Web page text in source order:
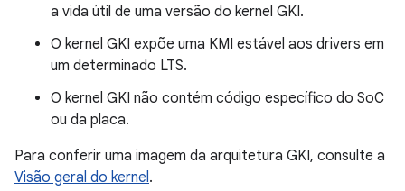
a vida útil de uma versão do kernel GKI.
O kernel GKI expõe uma KMI estável aos drivers em
um determinado LTS.
O kernel GKI não contém código específico do SoC
ou da placa.
Para conferir uma imagem da arquitetura GKI, consulte a
Visão geral do kernel.